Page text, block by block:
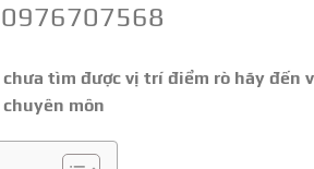
0976707568
tìm được vị trí điểm rò hãy đến
môn